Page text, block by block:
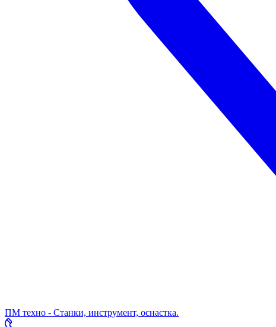
ПМ техно - Станки, инструмент, оснастка.